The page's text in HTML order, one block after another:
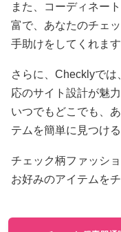
また、コーディネー
富で、あなたのチェ
手助けをしてくれます
さらに、Checklyで
応のサイト設計が魅力
いつでもどこでも、
テムを簡単に見つけ
チェック柄ファッシ
お好みのアイテムを